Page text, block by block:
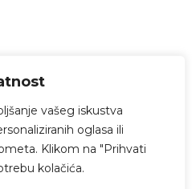
vašeg iskustva
oglasa ili
Klikom na "Prihvati
kolačića.